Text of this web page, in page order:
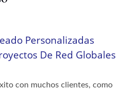
Personalizadas
De Red Globales
con muchos clientes, como